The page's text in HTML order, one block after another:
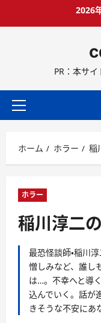
ス
ッ
2026
PR：本サ
メ
メ
ニ
ー
ホーム ホラー 稲
ホラー
稲川淳二
最恐怪談師・稲川
憎しみなど、誰し
は…。不幸へと導
込んでいく。話が
きそうな不安にあ